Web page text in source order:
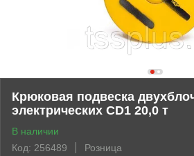
Крюковая подвеска
электрических CD1 20,0 т
В наличии
Код: 256489
Розница